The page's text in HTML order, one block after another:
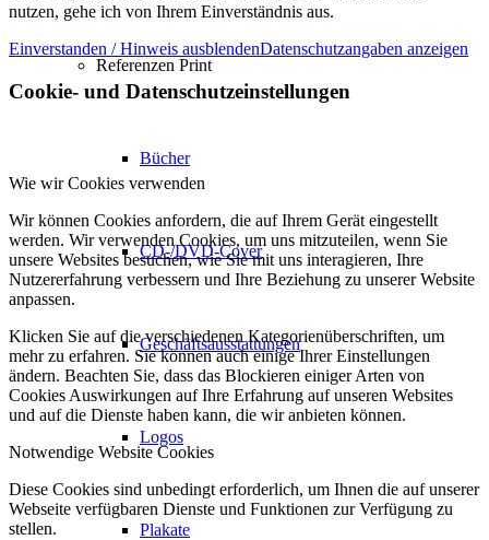
Referenzen Print
Bücher
CD-/DVD-Cover
Geschäftsausstattungen
Logos
Plakate
nutzen, gehe ich von Ihrem Einverständnis aus.
Einverstanden / Hinweis ausblendenDatenschutzangaben anzeigen
Cookie- und Datenschutzeinstellungen
Wie wir Cookies verwenden
Wir können Cookies anfordern, die auf Ihrem Gerät eingestellt
werden. Wir verwenden Cookies, um uns mitzuteilen, wenn Sie
unsere Websites besuchen, wie Sie mit uns interagieren, Ihre
Nutzererfahrung verbessern und Ihre Beziehung zu unserer Website
anpassen.
Klicken Sie auf die verschiedenen Kategorienüberschriften, um
mehr zu erfahren. Sie können auch einige Ihrer Einstellungen
ändern. Beachten Sie, dass das Blockieren einiger Arten von
Cookies Auswirkungen auf Ihre Erfahrung auf unseren Websites
und auf die Dienste haben kann, die wir anbieten können.
Notwendige Website Cookies
Diese Cookies sind unbedingt erforderlich, um Ihnen die auf unserer
Webseite verfügbaren Dienste und Funktionen zur Verfügung zu
stellen.